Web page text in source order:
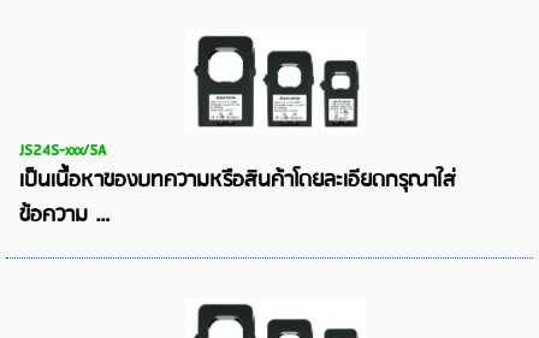
JS24S-xxx/5A
เป็นเนื้อหาของบทความหรือสินค้าโดยละเอียดกรุณาใส่
ข้อความ …